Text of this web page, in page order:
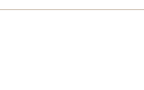
Skip